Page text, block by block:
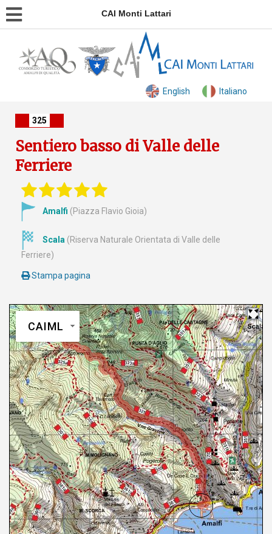
CAI Monti Lattari
English Italiano
325
Sentiero basso di Valle delle
Ferriere
Amalfi (Piazza Flavio Gioia)
Scala (Riserva Naturale Orientata di Valle delle
Ferriere)
Stampa pagina
CAIML